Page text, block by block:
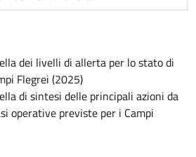
dei livelli di allerta per lo stato di
Flegrei (2025)
di sintesi delle principali azioni da
operative previste per i Campi